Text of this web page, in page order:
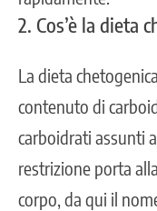
2. Cos’è la dieta
La dieta
contenuto di
carboidrati assunti
restrizione porta
corpo, da qui il